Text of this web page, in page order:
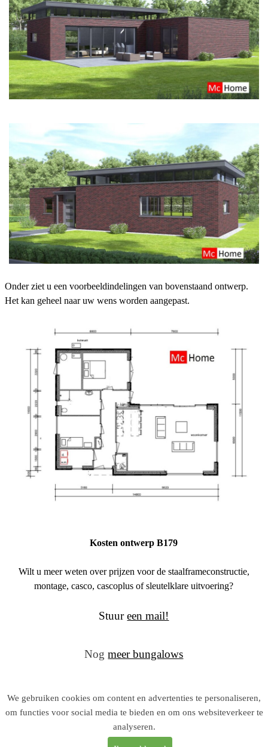
Onder ziet u een voorbeeldindelingen van bovenstaand ontwerp.
Het kan geheel naar uw wens worden aangepast.
Kosten ontwerp B179
Wilt u meer weten over prijzen voor de staalframeconstructie,
montage, casco, cascoplus of sleutelklare uitvoering?
Stuureen mail!
Nogmeer bungalows
We gebruiken cookies om content en advertenties te personaliseren,
om functies voor social media te bieden en om ons websiteverkeer te
analyseren.